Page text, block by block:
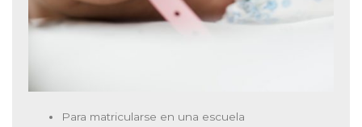
Para matricularse en una escuela